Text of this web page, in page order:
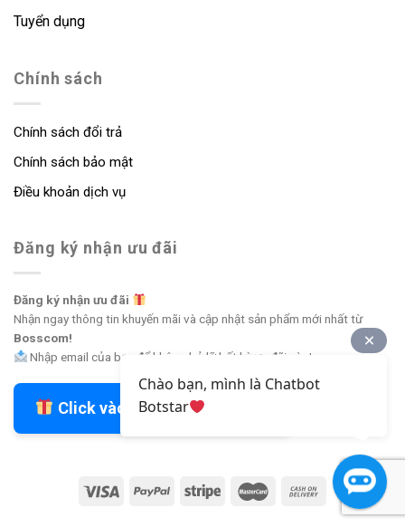
Tuyển dụng
Chính sách
Chính sách đổi trả
Chính sách bảo mật
Điều khoản dịch vụ
Đăng ký nhận ưu đãi
Đăng ký nhận ưu đãi
Nhận ngay thông tin khuyến mãi và cập nhật sản phẩm mới nhất từ
Bosscom!
Nhập email của bạn để không bỏ lỡ bất kỳ ưu đãi nào!
Click vào đây để nhận ưu đãi
Chào bạn, mình là Chatbot
Botstar